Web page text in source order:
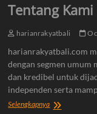
Tentang Kami
harianrakyatbali
harianrakyatbali.com
dengan segmen umum
dan kredibel untuk
independen serta
SelengkapnyaTentang